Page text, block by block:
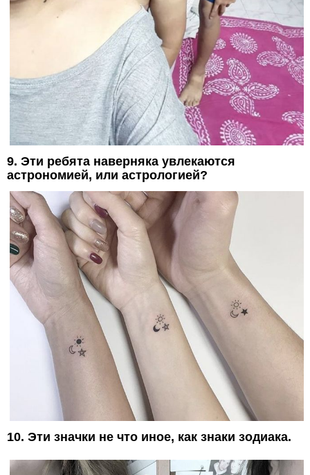
9. Эти ребята наверняка увлекаются
астрономией, или астрологией?
10. Эти значки не что иное, как знаки зодиака.